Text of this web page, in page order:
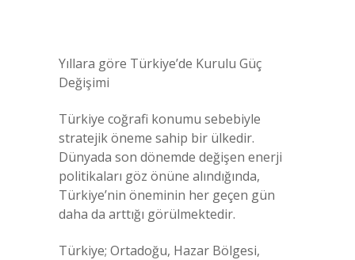
Yıllara göre Türkiye’de Kurulu Güç
Değişimi
Türkiye coğrafi konumu sebebiyle
stratejik öneme sahip bir ülkedir.
Dünyada son dönemde değişen enerji
politikaları göz önüne alındığında,
Türkiye’nin öneminin her geçen gün
daha da arttığı görülmektedir.
Türkiye; Ortadoğu, Hazar Bölgesi,